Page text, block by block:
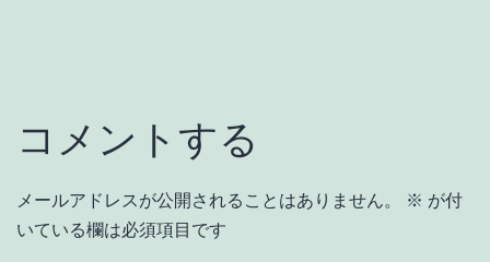
コメントする
メールアドレスが公開されることはありません。 ※ が付
いている欄は必須項目です